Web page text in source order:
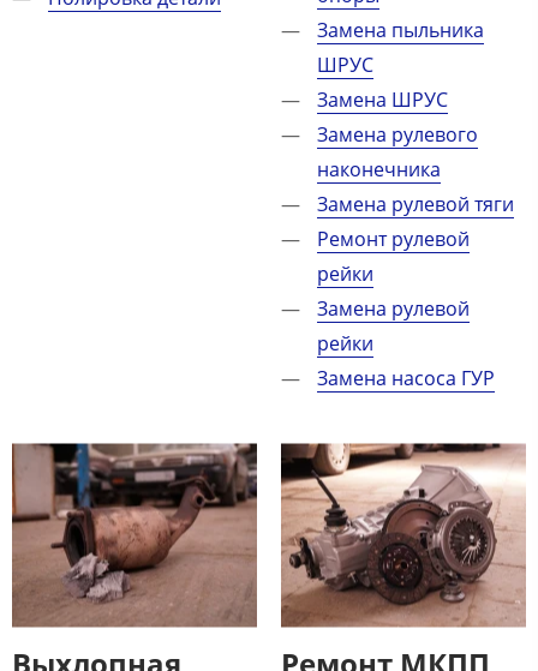
Замена пыльника
ШРУС
Замена ШРУС
Замена рулевого
наконечника
Замена рулевой тяги
Ремонт рулевой
рейки
Замена рулевой
рейки
Замена насоса ГУР
Выхлопная Ремонт МКПП